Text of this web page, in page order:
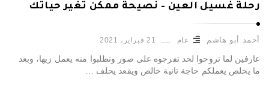
رحلة غسيل العين – نصيحة ممكن تغير حياتك
أحمد أبو هاشم عام 21 فبراير، 2021
عارفين لما تروحوا لحد تفرجوه على صور وتطلبوا منه يعمل زيها، وبعد
ما يخلص يعملكم حاجة تانية خالص ويقعد يحلف …